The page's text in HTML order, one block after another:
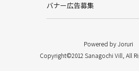
バナー広告募集
Powered by Joruri
Copyright©2012 Sanagochi Vill, All